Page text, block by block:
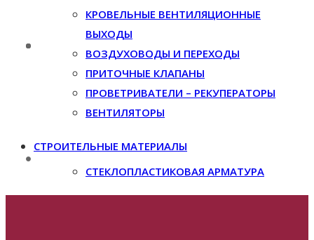
КРОВЕЛЬНЫЕ ВЕНТИЛЯЦИОННЫЕ
ВЫХОДЫ
ВОЗДУХОВОДЫ И ПЕРЕХОДЫ
ПРИТОЧНЫЕ КЛАПАНЫ
ПРОВЕТРИВАТЕЛИ – РЕКУПЕРАТОРЫ
ВЕНТИЛЯТОРЫ
СТРОИТЕЛЬНЫЕ МАТЕРИАЛЫ
СТЕКЛОПЛАСТИКОВАЯ АРМАТУРА